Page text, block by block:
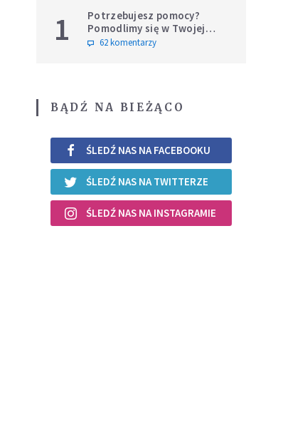
1
Potrzebujesz pomocy?
Pomodlimy się w Twojej
intencji
62 komentarzy
BĄDŹ NA BIEŻĄCO
ŚLEDŹ NAS NA FACEBOOKU
ŚLEDŹ NAS NA TWITTERZE
ŚLEDŹ NAS NA INSTAGRAMIE